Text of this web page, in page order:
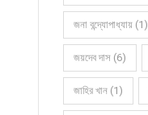
জনা বন্দ্যোপাধ্যায় (1)
জয়দেব দাস (6)
জাহির খান (1)